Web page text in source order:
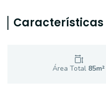
Características
Área Total 85m²